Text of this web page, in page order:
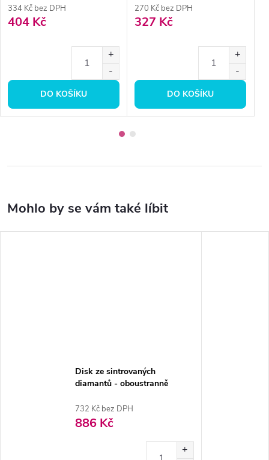
extra jemná
334 Kč bez DPH
404 Kč
DO KOŠÍKU
270 Kč bez DPH
327 Kč
DO KOŠÍKU
Disk ze sintrovaných
diamantů - oboustranně
732 Kč bez DPH
886 Kč